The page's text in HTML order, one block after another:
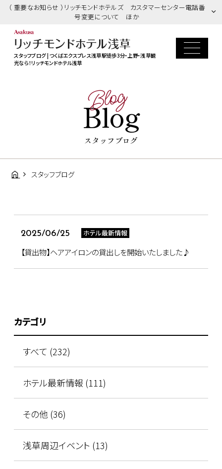
（ 重要なお知らせ ）リッチモンドホテルズ カスタマーセンター電話番
号変更について ほか
スタッフブログ | つくばエクスプレス浅草駅徒歩3分・上野・浅草観
光なら！リッチモンドホテル浅草
Blog
Blog
スタッフブログ
スタッフブログ
2025/06/25 ホテル最新情報
【貸出物】ヘアアイロンの貸出しを開始いたしました♪
カテゴリ
すべて (232)
ホテル最新情報 (111)
その他 (36)
浅草周辺イベント (13)